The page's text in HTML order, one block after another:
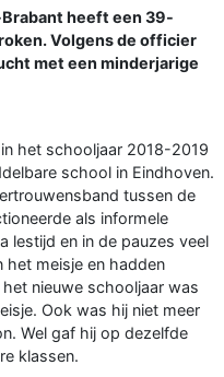
Brabant heeft een 39-
Volgens de officier
met een minderjarige
het schooljaar 2018-2019
school in Eindhoven.
tussen de
als informele
lestijd en in de pauzes veel
het meisje en hadden
nieuwe schooljaar was
Ook was hij niet meer
Wel gaf hij op dezelfde
klassen.